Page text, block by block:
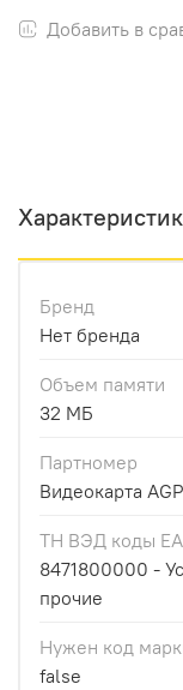
Добавить в
Бренд
Нет бренда
Объем памяти
32 МБ
Партномер
Видеокарта
ТН ВЭД коды
8471800000 -
прочие
Нужен код
false